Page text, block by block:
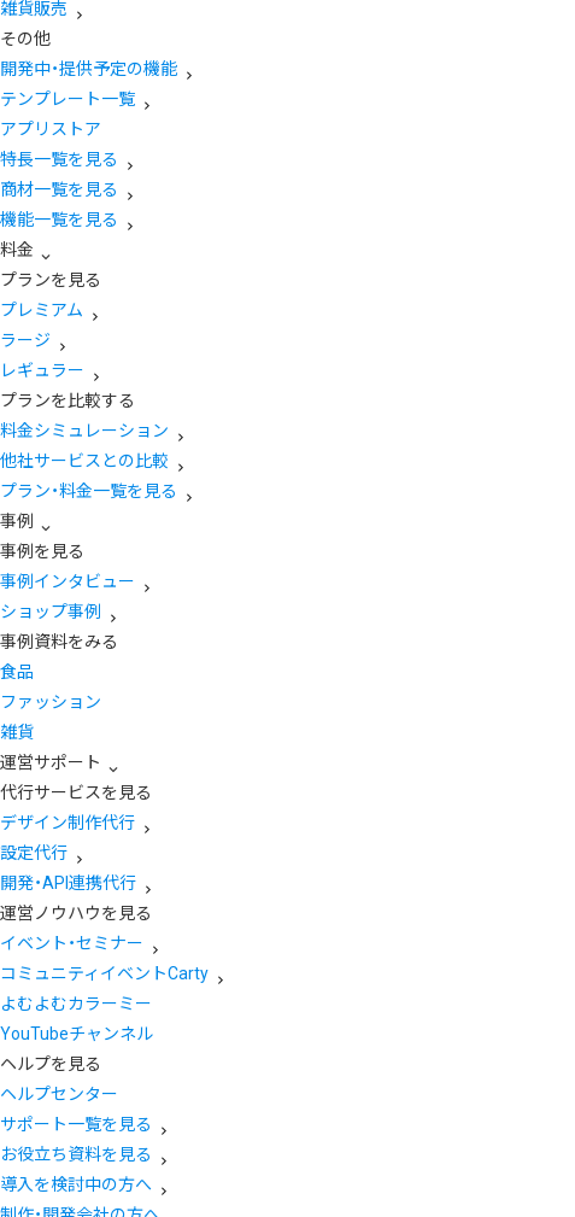
雑貨販売
その他
開発中・提供予定の機能
テンプレート一覧
アプリストア
特長一覧を見る
商材一覧を見る
機能一覧を見る
料金
プランを見る
プレミアム
ラージ
レギュラー
プランを比較する
料金シミュレーション
他社サービスとの比較
プラン・料金一覧を見る
事例
事例を見る
事例インタビュー
ショップ事例
事例資料をみる
食品
ファッション
雑貨
運営サポート
代行サービスを見る
デザイン制作代行
設定代行
開発・API連携代行
運営ノウハウを見る
イベント・セミナー
コミュニティイベントCarty
よむよむカラーミー
YouTubeチャンネル
ヘルプを見る
ヘルプセンター
サポート一覧を見る
お役立ち資料を見る
導入を検討中の方へ